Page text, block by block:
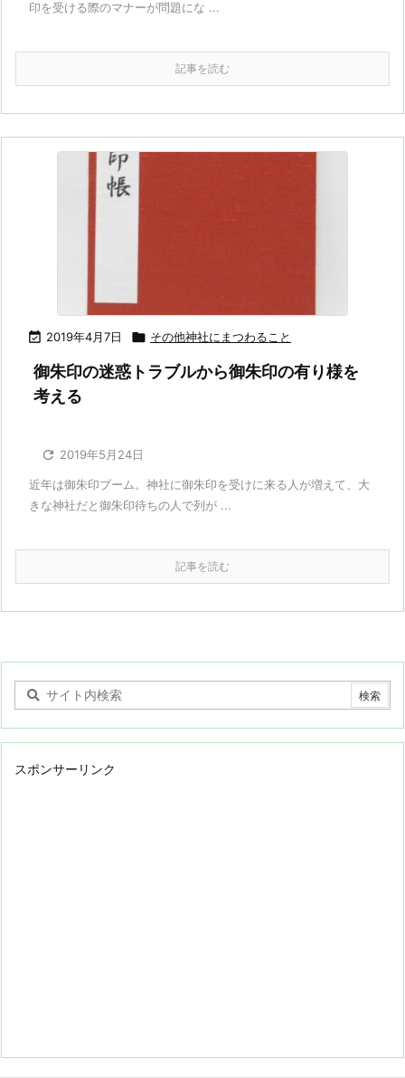
印を受ける際のマナーが問題にな ...
記事を読む
 2019年4月7日  その他神社にまつわること
御朱印の迷惑トラブルから御朱印の有り様を
考える
 2019年5月24日
近年は御朱印ブーム。神社に御朱印を受けに来る人が増えて、大
きな神社だと御朱印待ちの人で列が ...
記事を読む
スポンサーリンク